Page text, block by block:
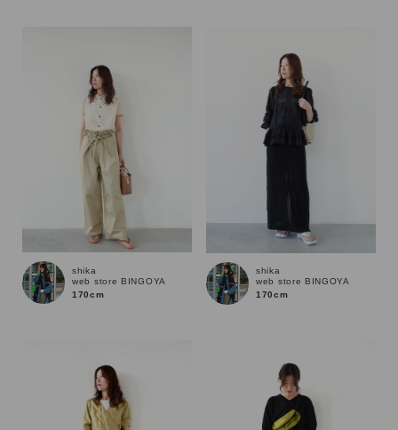
shika
web store BINGOYA
170cm
shika
web store BINGOYA
170cm